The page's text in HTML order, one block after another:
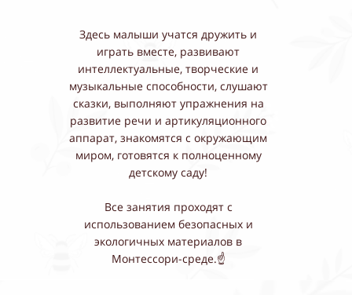
Здесь малыши учатся дружить и
играть вместе, развивают
интеллектуальные, творческие и
музыкальные способности, слушают
сказки, выполняют упражнения на
развитие речи и артикуляционного
аппарат, знакомятся с окружающим
миром, готовятся к полноценному
детскому саду!
Все занятия проходят с
использованием безопасных и
экологичных материалов в
Монтессори-среде.☝️